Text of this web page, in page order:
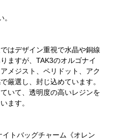
はデザイン重視で水晶や銅線
ますが、TAK3のオルゴナイ
メジスト、ペリドット、アク
厳選し、封じ込めています。
いて、透明度の高いレジンを
ます。
トバッグチャーム《オレン